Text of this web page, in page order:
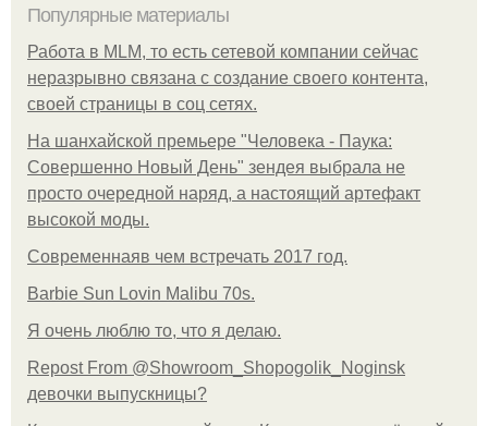
Популярные материалы
Работа в MLM, то есть сетевой компании сейчас
неразрывно связана с создание своего контента,
своей страницы в соц сетях.
На шанхайской премьере "Человека - Паука:
Совершенно Новый День" зендея выбрала не
просто очередной наряд, а настоящий артефакт
высокой моды.
Современнаяв чем встречать 2017 год.
Barbie Sun Lovin Malibu 70s.
Я очень люблю то, что я делаю.
Repost From @Showroom_Shopogolik_Noginsk
девочки выпускницы?